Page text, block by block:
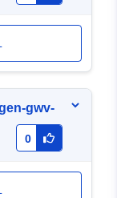
gwv-
0